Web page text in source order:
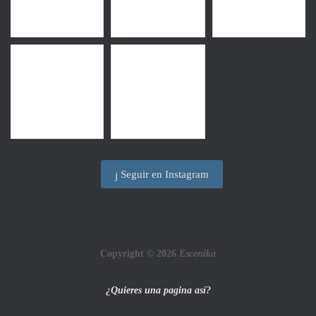
Seguir en Instagram
Copyright © 2026 Escenika
¿Quieres una pagina así?